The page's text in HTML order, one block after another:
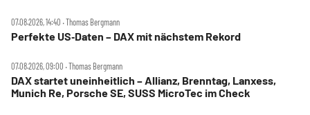
07.08.2026, 14:40 ‧ Thomas Bergmann
Perfekte US‑Daten – DAX mit nächstem Rekord
07.08.2026, 09:00 ‧ Thomas Bergmann
DAX startet uneinheitlich – Allianz, Brenntag, Lanxess,
Munich Re, Porsche SE, SUSS MicroTec im Check